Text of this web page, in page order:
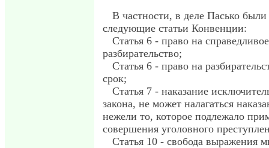
В частности, в деле Пасько
следующие статьи Конвенции:
Статья 6 - право на
разбирательство;
Статья 6 - право на
срок;
Статья 7 - наказание
закона, не может налагаться
нежели то, которое подлежало
совершения уголовного
Статья 10 - свобода выражения